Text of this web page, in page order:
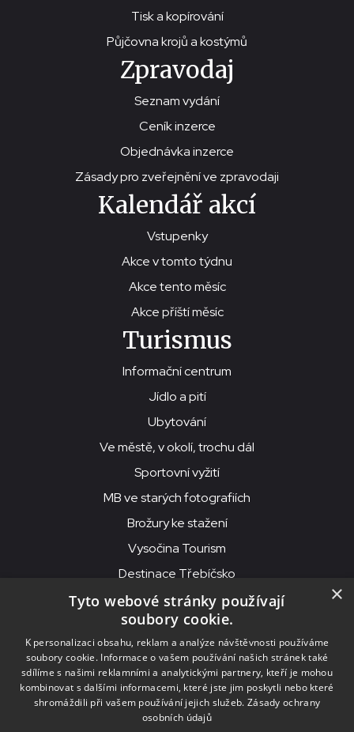
Tisk a kopírování
Půjčovna krojů a kostýmů
Zpravodaj
Seznam vydání
Ceník inzerce
Objednávka inzerce
Zásady pro zveřejnění ve zpravodaji
Kalendář akcí
Vstupenky
Akce v tomto týdnu
Akce tento měsíc
Akce příští měsíc
Turismus
Informační centrum
Jídlo a pití
Ubytování
Ve městě, v okolí, trochu dál
Sportovní vyžití
MB ve starých fotografiích
Brožury ke stažení
Vysočina Tourism
Destinace Třebíčsko
© 2026MKS Beseda Mor. Budějovice
MKS Beseda, příspěvková organizace, Purcnerova 62, 676 02
Moravské Budějovice
IČO: 00091758, DIČ: CZ00091758, ID datové schránky: chjn2kd
×
Tyto webové stránky používají
soubory cookie.
K personalizaci obsahu, reklam a analýze návštěvnosti používáme
soubory cookie. Informace o vašem používání našich stránek také
sdílíme s našimi reklamními a analytickými partnery, kteří je mohou
kombinovat s dalšími informacemi, které jste jim poskytli nebo které
shromáždili při vašem používání jejich služeb. Zásady ochrany
osobních údajů